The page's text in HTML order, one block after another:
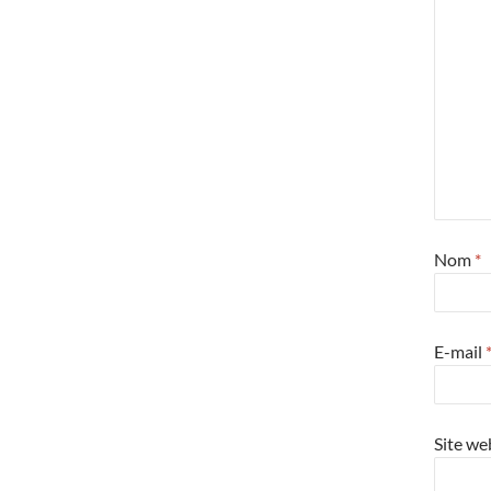
Nom *
E-mail *
Site